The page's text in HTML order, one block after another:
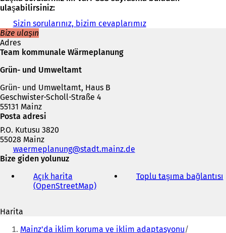
ulaşabilirsiniz:
Sizin sorularınız, bizim cevaplarımız
Bize ulaşın
Adres
Team kommunale Wärmeplanung
Grün- und Umweltamt
Grün- und Umweltamt, Haus B
Geschwister-Scholl-Straße 4
55131 Mainz
Posta adresi
P.O. Kutusu 3820
55028 Mainz
Telefon,
faks
waermeplanung stadt.mainz de
Bize giden yolunuz
Açık harita
(OpenStreetMap)(
Toplu taşıma bağlantısı
Harita
Buradasınız:
Mainz'da iklim koruma ve iklim adaptasyonu